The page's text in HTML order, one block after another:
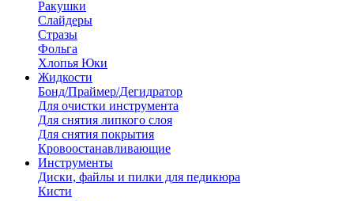
Ракушки
Слайдеры
Стразы
Фольга
Хлопья Юки
Жидкости
Бонд/Праймер/Дегидратор
Для очистки инструмента
Для снятия липкого слоя
Для снятия покрытия
Кровоостанавливающие
Инструменты
Диски, файлы и пилки для педикюра
Кисти